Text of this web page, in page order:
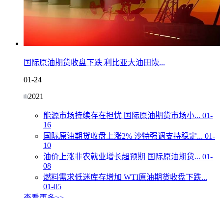
国际原油期货收盘下跌 利比亚大油田恢...
01-24
2021
能源市场持续存在担忧 国际原油期货市场小... 01-
16
国际原油期货收盘上涨2% 沙特强调支持稳定... 01-
10
油价上涨非农就业增长超预期 国际原油期货... 01-
08
燃料需求低迷库存增加 WTI原油期货收盘下跌...
01-05